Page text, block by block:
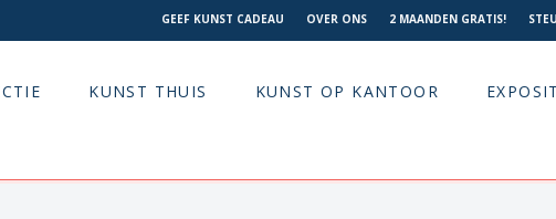
GEEF KUNST CADEAU OVER ONS 2 MAANDEN GRATIS!
KUNST THUIS KUNST OP KANTOOR